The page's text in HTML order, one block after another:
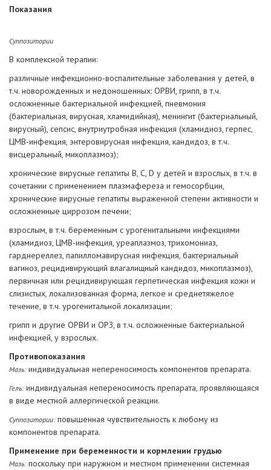
Показания
Суппозитории
В комплексной терапии:
различные инфекционно-воспалительные заболевания у детей, в
т.ч. новорожденных и недоношенных: ОРВИ, грипп, в т.ч.
осложненные бактериальной инфекцией, пневмония
(бактериальная, вирусная, хламидийная), менингит (бактериальный,
вирусный), сепсис, внутриутробная инфекция (хламидиоз, герпес,
ЦМВ-инфекция, энтеровирусная инфекция, кандидоз, в т.ч.
висцеральный, микоплазмоз);
хронические вирусные гепатиты B, C, D у детей и взрослых, в т.ч. в
сочетании с применением плазмафереза и гемосорбции,
хронические вирусные гепатиты выраженной степени активности и
осложненные циррозом печени;
взрослым, в т.ч. беременным с урогенитальными инфекциями
(хламидиоз, ЦМВ-инфекция, уреаплазмоз, трихомониаз,
гарднереллез, папилломавирусная инфекция, бактериальный
вагиноз, рецидивирующий влагалищный кандидоз, микоплазмоз),
первичная или рецидивирующая герпетическая инфекция кожи и
слизистых, локализованная форма, легкое и среднетяжелое
течение, в т.ч. урогенитальной локализации;
грипп и другие ОРВИ и ОРЗ, в т.ч. осложненные бактериальной
инфекцией, у взрослых.
Противопоказания
Мазь:индивидуальная непереносимость компонентов препарата.
Гель:индивидуальная непереносимость препарата, проявляющаяся
в виде местной аллергической реакции.
Суппозитории:повышенная чувствительность к любому из
компонентов препарата.
Применение при беременности и кормлении грудью
Мазь:поскольку при наружном и местном применении системная